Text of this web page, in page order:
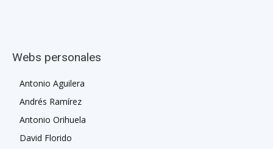
Webs personales
Antonio Aguilera
Andrés Ramírez
Antonio Orihuela
David Florido